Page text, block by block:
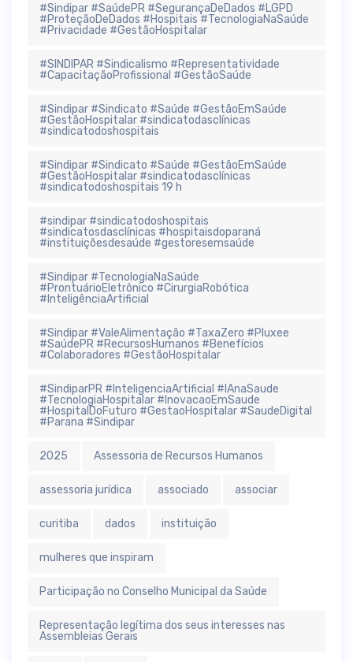
#Sindipar #SaúdePR #SegurançaDeDados #LGPD
#ProteçãoDeDados #Hospitais #TecnologiaNaSaúde
#Privacidade #GestãoHospitalar
#SINDIPAR #Sindicalismo #Representatividade
#CapacitaçãoProfissional #GestãoSaúde
#Sindipar #Sindicato #Saúde #GestãoEmSaúde
#GestãoHospitalar #sindicatodasclínicas
#sindicatodoshospitais
#Sindipar #Sindicato #Saúde #GestãoEmSaúde
#GestãoHospitalar #sindicatodasclínicas
#sindicatodoshospitais 19 h
#sindipar #sindicatodoshospitais
#sindicatosdasclínicas #hospitaisdoparaná
#instituiçõesdesaúde #gestoresemsaúde
#Sindipar #TecnologiaNaSaúde
#ProntuárioEletrônico #CirurgiaRobótica
#InteligênciaArtificial
#Sindipar #ValeAlimentação #TaxaZero #Pluxee
#SaúdePR #RecursosHumanos #Benefícios
#Colaboradores #GestãoHospitalar
#SindiparPR #InteligenciaArtificial #IAnaSaude
#TecnologiaHospitalar #InovacaoEmSaude
#HospitalDoFuturo #GestaoHospitalar #SaudeDigital
#Parana #Sindipar
2025 Assessoria de Recursos Humanos
assessoria jurídica associado associar
curitiba dados instituição
mulheres que inspiram
Participação no Conselho Municipal da Saúde
Representação legítima dos seus interesses nas
Assembleias Gerais